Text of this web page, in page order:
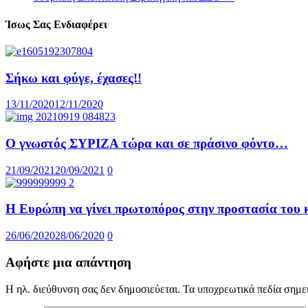
Ίσως Σας Ενδιαφέρει
Σήκω και φύγε, έχασες!!
13/11/202012/11/2020
Ο γνωστός ΣΥΡΙΖΑ τώρα και σε πράσινο φόντο…
21/09/2021 20/09/2021 0
Η Ευρώπη να γίνει πρωτοπόρος στην προστασία του
26/06/202028/06/2020 0
Αφήστε μια απάντηση
Η ηλ. διεύθυνση σας δεν δημοσιεύεται. Τα υποχρεωτικά πεδία